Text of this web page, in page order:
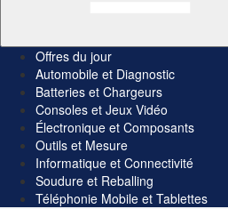
Offres du jour
Automobile et Diagnostic
Batteries et Chargeurs
Consoles et Jeux Vidéo
Électronique et Composants
Outils et Mesure
Informatique et Connectivité
Soudure et Reballing
Téléphonie Mobile et Tablettes